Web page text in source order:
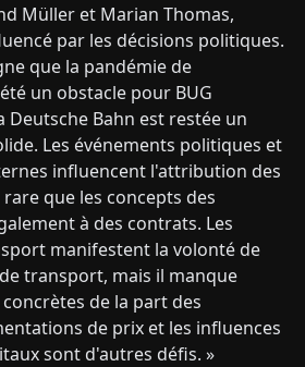
Müller et Marian Thomas,
par les décisions politiques.
que la pandémie de
un obstacle pour BUG
Deutsche Bahn est restée un
Les événements politiques et
influencent l'attribution des
que les concepts des
à des contrats. Les
manifestent la volonté de
transport, mais il manque
de la part des
de prix et les influences
sont d'autres défis. »